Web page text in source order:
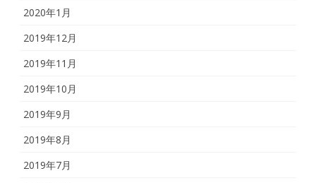
2020年1月
2019年12月
2019年11月
2019年10月
2019年9月
2019年8月
2019年7月